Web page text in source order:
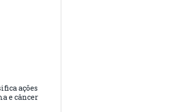
ações
e câncer